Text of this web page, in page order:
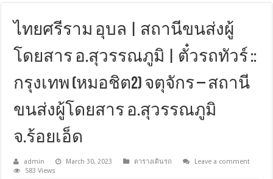
ไทยศรีราม อุบล | สถานีขนส่งผู้
โดยสาร อ.สุวรรณภูมิ | ตั๋วรถทัวร์ ::
กรุงเทพ (หมอชิต2) จตุจักร – สถานี
ขนส่งผู้โดยสาร อ.สุวรรณภูมิ
จ.ร้อยเอ็ด
admin March 30, 2023 ตารางเดินรถ
Leave a comment
583 Views